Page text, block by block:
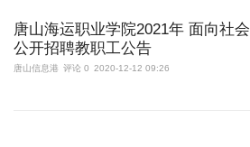
唐山海运职业学院2021年 面向社会
公开招聘教职工公告
唐山信息港 评论 0 2020-12-12 09:26